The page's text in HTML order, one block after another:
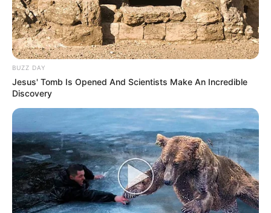
BUZZ DAY
Jesus' Tomb Is Opened And Scientists Make An Incredible
Discovery